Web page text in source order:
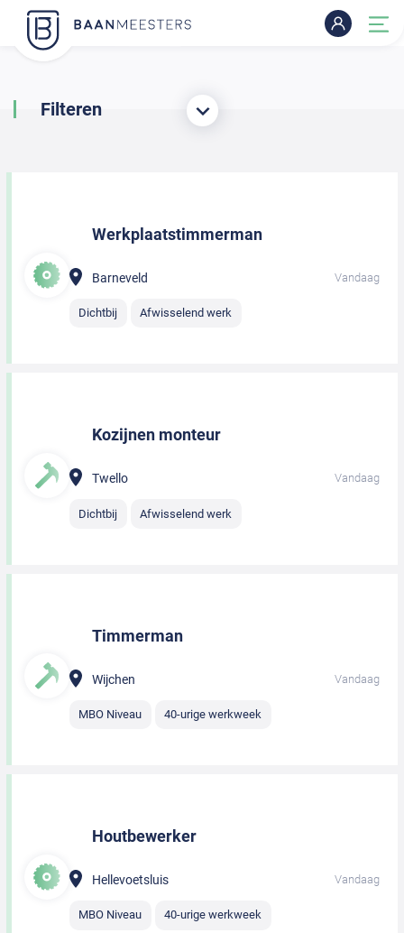
Filteren
Werkplaatstimmerman
Barneveld Vandaag
Dichtbij Afwisselend werk
Kozijnen monteur
Twello Vandaag
Dichtbij Afwisselend werk
Timmerman
Wijchen Vandaag
MBO Niveau 40-urige werkweek
Houtbewerker
Hellevoetsluis Vandaag
MBO Niveau 40-urige werkweek